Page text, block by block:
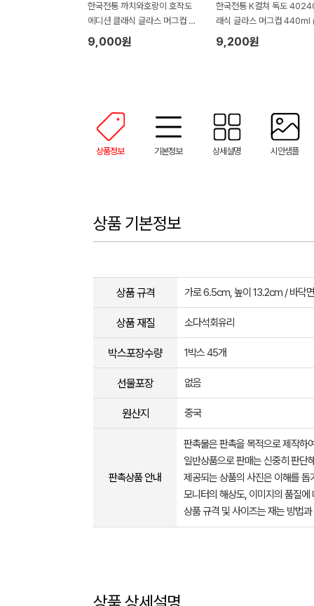
한국전통 까치와호랑이 호작도
에디션 클래식 글라스 머그컵 44
0ml 보자기 포장
9,000원
한국전통 K컬쳐 독도
래식 글라스 머그컵 440ml
자기 포장)
9,200원
상품정보 기본정보 상세설명 시안샘플
상품 기본정보
상품 규격 가로 6.5cm, 높이 13.2cm / 바닥
상품 재질 소다석회유리
박스포장수량 1박스 45개
선물포장 없음
원산지 중국
판촉상품 안내
판촉물은 판촉을 목적으로 제작하
일반상품으로 판매는 신중히 판단
제공되는 상품의 사진은 이해를
모니터의 해상도, 이미지의 품질
상품 규격 및 사이즈는 재는 방법